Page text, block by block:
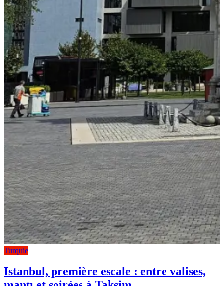
Turquie
Istanbul, première escale : entre valises,